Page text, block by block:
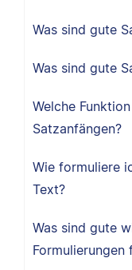
Was sind gute
Was sind gute
Welche
Satzanfängen?
Wie formuliere
Text?
Was sind gute
Formulierungen